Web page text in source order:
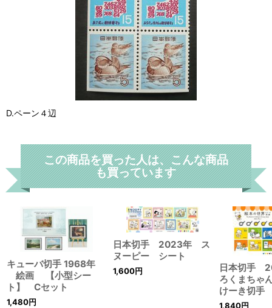
D.ペーン４辺
この商品を買った人は、こんな商品
も買っています
キューバ切手 1968年
絵画 【小型シー
ト】 Cセット
1,480円
日本切手 2023年 ス
ヌーピー シート
1,600円
日本切手
ろくまちゃ
けーき切手
1,840円